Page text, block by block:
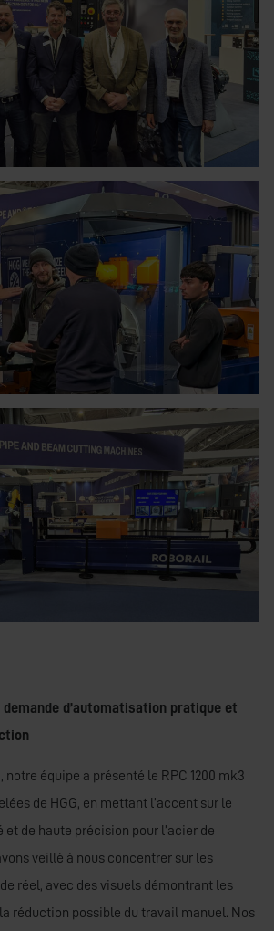
demande d’automatisation pratique et
notre équipe a présenté le RPC 1200 mk3
de HGG, en mettant l’accent sur le
de haute précision pour l’acier de
veillé à nous concentrer sur les
réel, avec des visuels démontrant les
réduction possible du travail manuel. Nos